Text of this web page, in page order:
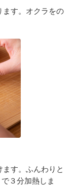
ます。オクラをの
す。ふんわりと
３分加熱しま